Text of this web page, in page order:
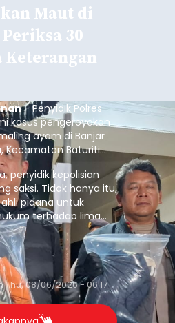
Maut di
30
Keterangan
- Penyidik Polres
kasus pengeroyokan
ayam di Banjar
Kecamatan Baturiti
lalu.
penyidik kepolisian
saksi. Tidak hanya itu,
pidana untuk
terhadap lima
ini ditahan.
Thu, 08/06/2026 - 06:17